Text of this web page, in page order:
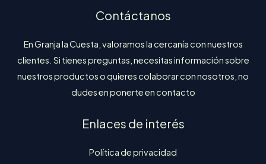
Contáctanos
En Granja la Cuesta, valoramos la cercanía con nuestros
clientes. Si tienes preguntas, necesitas información sobre
nuestros productos o quieres colaborar con nosotros, no
dudes en ponerte en contacto
Enlaces de interés
Política de privacidad